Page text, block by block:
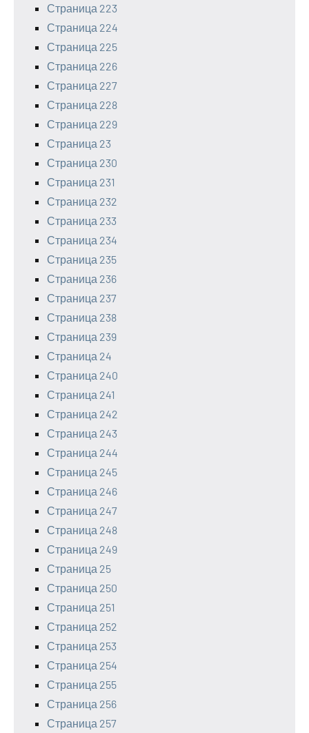
Страница 223
Страница 224
Страница 225
Страница 226
Страница 227
Страница 228
Страница 229
Страница 23
Страница 230
Страница 231
Страница 232
Страница 233
Страница 234
Страница 235
Страница 236
Страница 237
Страница 238
Страница 239
Страница 24
Страница 240
Страница 241
Страница 242
Страница 243
Страница 244
Страница 245
Страница 246
Страница 247
Страница 248
Страница 249
Страница 25
Страница 250
Страница 251
Страница 252
Страница 253
Страница 254
Страница 255
Страница 256
Страница 257